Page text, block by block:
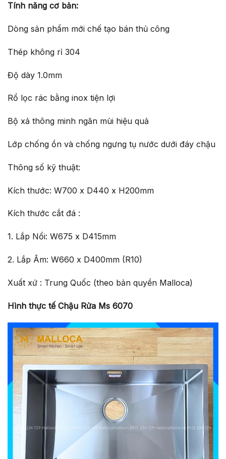
Tính năng cơ bản:
Dòng sản phẩm mới chế tạo bán thủ công
Thép không rỉ 304
Độ dày 1.0mm
Rổ lọc rác bằng inox tiện lợi
Bộ xả thông minh ngăn mùi hiệu quả
Lớp chống ồn và chống ngưng tụ nước dưới đáy chậu
Thông số kỹ thuật:
Kích thước: W700 x D440 x H200mm
Kích thước cắt đá :
1. Lắp Nổi: W675 x D415mm
2. Lắp Âm: W660 x D400mm (R10)
Xuất xứ : Trung Quốc (theo bản quyền Malloca)
Hình thực tế Chậu Rửa Ms 6070